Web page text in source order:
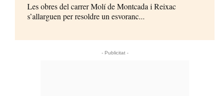
Les obres del carrer Molí de Montcada i Reixac
s’allarguen per resoldre un esvoranc...
- Publicitat -